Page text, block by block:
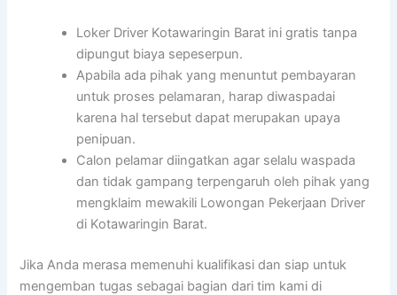
Loker Driver Kotawaringin Barat ini gratis tanpa
dipungut biaya sepeserpun.
Apabila ada pihak yang menuntut pembayaran
untuk proses pelamaran, harap diwaspadai
karena hal tersebut dapat merupakan upaya
penipuan.
Calon pelamar diingatkan agar selalu waspada
dan tidak gampang terpengaruh oleh pihak yang
mengklaim mewakili Lowongan Pekerjaan Driver
di Kotawaringin Barat.
Jika Anda merasa memenuhi kualifikasi dan siap untuk
mengemban tugas sebagai bagian dari tim kami di